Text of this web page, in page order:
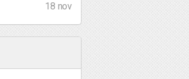
18 nov